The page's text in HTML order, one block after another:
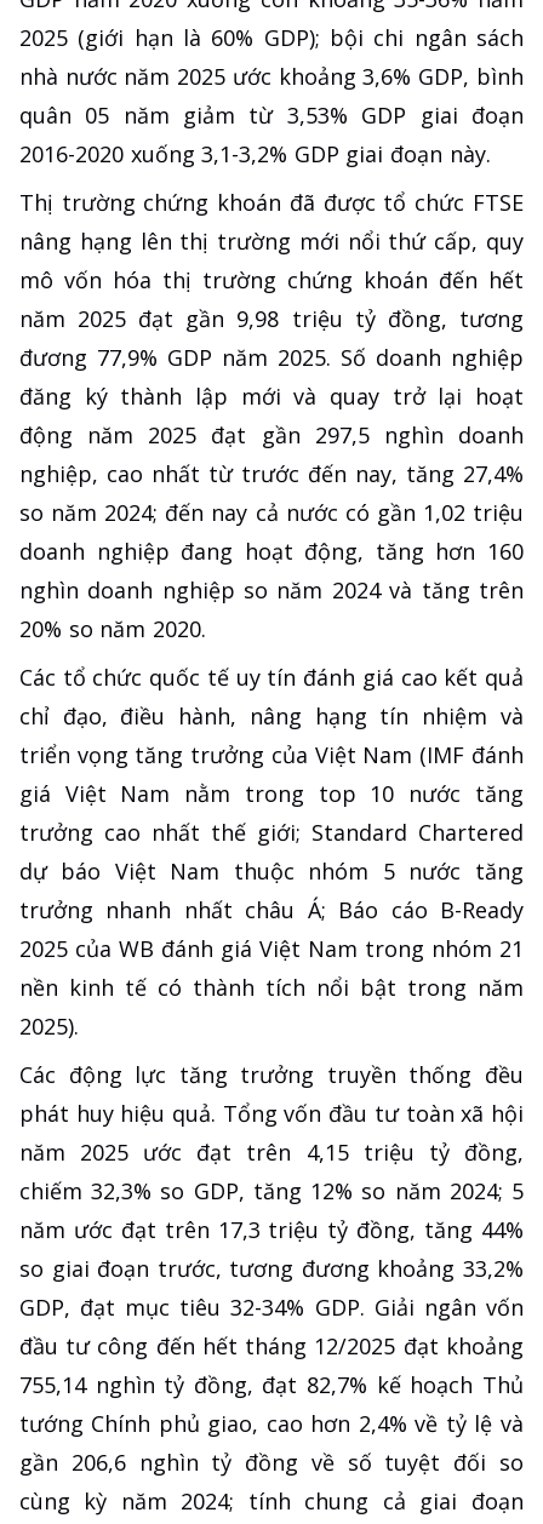
2025 (giới hạn là 60% GDP); bội chi ngân sách
nhà nước năm 2025 ước khoảng 3,6% GDP, bình
quân 05 năm giảm từ 3,53% GDP giai đoạn
2016-2020 xuống 3,1-3,2% GDP giai đoạn này.
Thị trường chứng khoán đã được tổ chức FTSE
nâng hạng lên thị trường mới nổi thứ cấp, quy
mô vốn hóa thị trường chứng khoán đến hết
năm 2025 đạt gần 9,98 triệu tỷ đồng, tương
đương 77,9% GDP năm 2025. Số doanh nghiệp
đăng ký thành lập mới và quay trở lại hoạt
động năm 2025 đạt gần 297,5 nghìn doanh
nghiệp, cao nhất từ trước đến nay, tăng 27,4%
so năm 2024; đến nay cả nước có gần 1,02 triệu
doanh nghiệp đang hoạt động, tăng hơn 160
nghìn doanh nghiệp so năm 2024 và tăng trên
20% so năm 2020.
Các tổ chức quốc tế uy tín đánh giá cao kết quả
chỉ đạo, điều hành, nâng hạng tín nhiệm và
triển vọng tăng trưởng của Việt Nam (IMF đánh
giá Việt Nam nằm trong top 10 nước tăng
trưởng cao nhất thế giới; Standard Chartered
dự báo Việt Nam thuộc nhóm 5 nước tăng
trưởng nhanh nhất châu Á; Báo cáo B-Ready
2025 của WB đánh giá Việt Nam trong nhóm 21
nền kinh tế có thành tích nổi bật trong năm
2025).
Các động lực tăng trưởng truyền thống đều
phát huy hiệu quả. Tổng vốn đầu tư toàn xã hội
năm 2025 ước đạt trên 4,15 triệu tỷ đồng,
chiếm 32,3% so GDP, tăng 12% so năm 2024; 5
năm ước đạt trên 17,3 triệu tỷ đồng, tăng 44%
so giai đoạn trước, tương đương khoảng 33,2%
GDP, đạt mục tiêu 32-34% GDP. Giải ngân vốn
đầu tư công đến hết tháng 12/2025 đạt khoảng
755,14 nghìn tỷ đồng, đạt 82,7% kế hoạch Thủ
tướng Chính phủ giao, cao hơn 2,4% về tỷ lệ và
gần 206,6 nghìn tỷ đồng về số tuyệt đối so
cùng kỳ năm 2024; tính chung cả giai đoạn